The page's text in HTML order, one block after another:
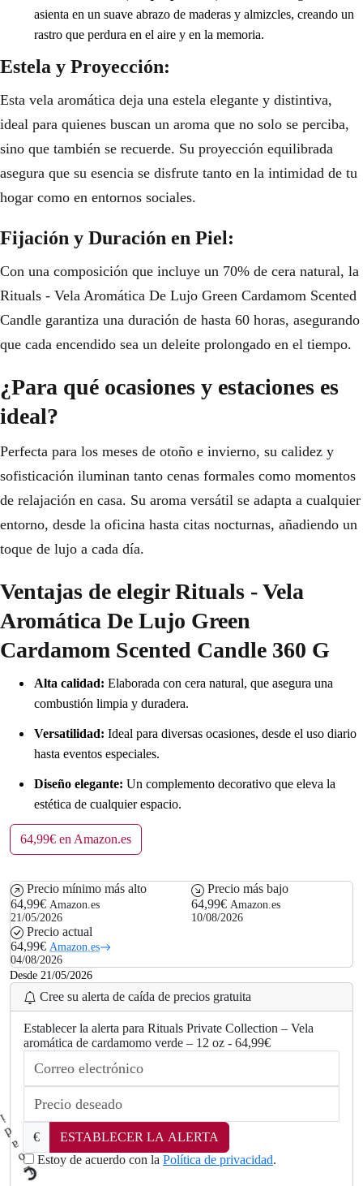
asienta en un suave abrazo de maderas y almizcles, creando un
rastro que perdura en el aire y en la memoria.
Estela y Proyección:
Esta vela aromática deja una estela elegante y distintiva,
ideal para quienes buscan un aroma que no solo se perciba,
sino que también se recuerde. Su proyección equilibrada
asegura que su esencia se disfrute tanto en la intimidad de tu
hogar como en entornos sociales.
Fijación y Duración en Piel:
Con una composición que incluye un 70% de cera natural, la
Rituals - Vela Aromática De Lujo Green Cardamom Scented
Candle garantiza una duración de hasta 60 horas, asegurando
que cada encendido sea un deleite prolongado en el tiempo.
¿Para qué ocasiones y estaciones es
ideal?
Perfecta para los meses de otoño e invierno, su calidez y
sofisticación iluminan tanto cenas formales como momentos
de relajación en casa. Su aroma versátil se adapta a cualquier
entorno, desde la oficina hasta citas nocturnas, añadiendo un
toque de lujo a cada día.
Ventajas de elegir Rituals - Vela
Aromática De Lujo Green
Cardamom Scented Candle 360 G
Alta calidad: Elaborada con cera natural, que asegura una
combustión limpia y duradera.
Versatilidad: Ideal para diversas ocasiones, desde el uso diario
hasta eventos especiales.
Diseño elegante: Un complemento decorativo que eleva la
estética de cualquier espacio.
64,99€ en Amazon.es
Precio mínimo más alto
64,99€ Amazon.es
21/05/2026
Precio más bajo
64,99€ Amazon.es
10/08/2026
Precio actual
64,99€ Amazon.es
04/08/2026
Desde 21/05/2026
Cree su alerta de caída de precios gratuita
Establecer la alerta para Rituals Private Collection – Vela
aromática de cardamomo verde – 12 oz - 64,99€
€
ESTABLECER LA ALERTA
Estoy de acuerdo con la Política de privacidad.
L